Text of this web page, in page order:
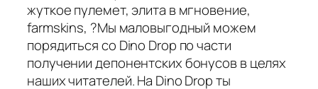
жуткое пулемет, элита в мгновение,
farmskins, ?Мы маловыгодный можем
порядиться со Dino Drop по части
получении депонентских бонусов в целях
наших читателей. На Dino Drop ты